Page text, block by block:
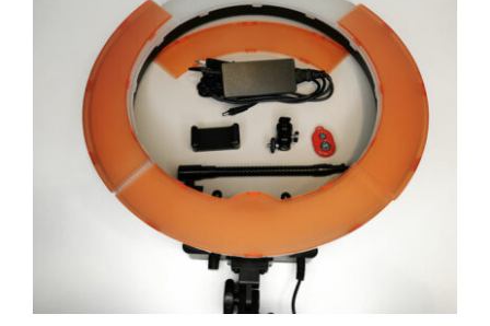
Ringlicht Neewer – Option B